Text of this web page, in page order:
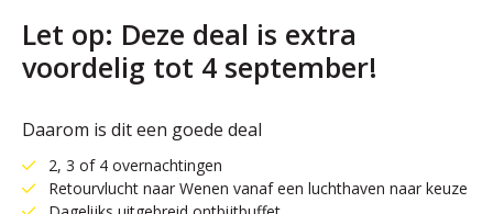
Let op: Deze deal is extra
voordelig tot 4 september!
Daarom is dit een goede deal
2, 3 of 4 overnachtingen
Retourvlucht naar Wenen vanaf een luchthaven naar keuze